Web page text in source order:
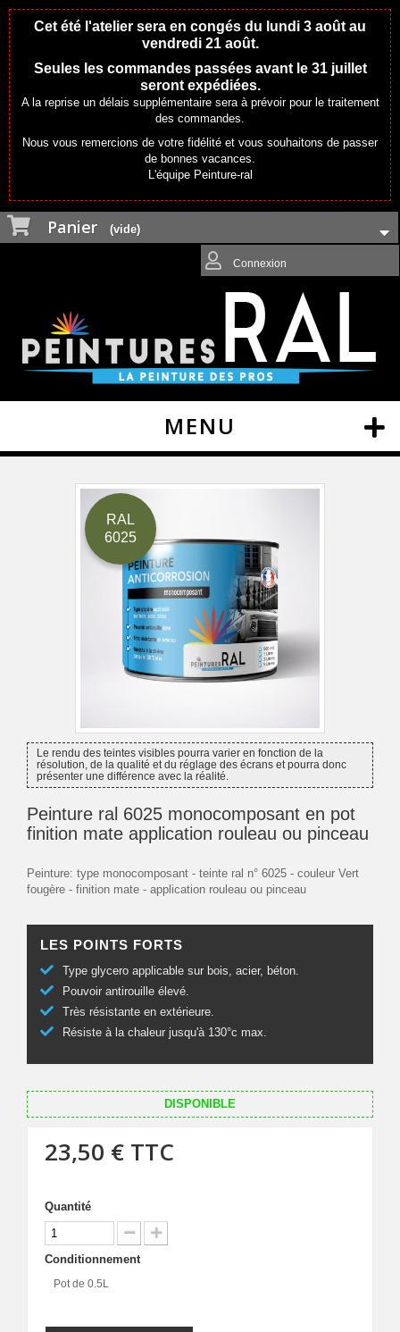
Cet été l'atelier sera en congés du lundi 3 août au
vendredi 21 août.
Seules les commandes passées avant le 31 juillet
seront expédiées.
A la reprise un délais supplémentaire sera à prévoir pour le traitement
des commandes.
Nous vous remercions de votre fidélité et vous souhaitons de passer
de bonnes vacances.
L'équipe Peinture-ral
Panier (vide)
Connexion
MENU
RAL
6025
Le rendu des teintes visibles pourra varier en fonction de la
résolution, de la qualité et du réglage des écrans et pourra donc
présenter une différence avec la réalité.
Peinture ral 6025 monocomposant en pot
finition mate application rouleau ou pinceau
Peinture: type monocomposant - teinte ral n° 6025 - couleur Vert
fougère - finition mate - application rouleau ou pinceau
LES POINTS FORTS
Type glycero applicable sur bois, acier, béton.
Pouvoir antirouille élevé.
Très résistante en extérieure.
Résiste à la chaleur jusqu'à 130°c max.
DISPONIBLE
23,50 € TTC
Quantité
Conditionnement
Pot de 0.5L